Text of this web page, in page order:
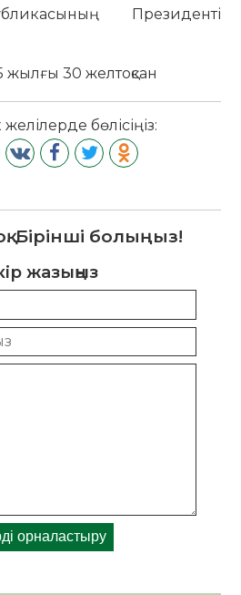
Президенті
жылғы 30 желтоқсан
бөлісіңіз:
Бірінші болыңыз!
жазыңыз